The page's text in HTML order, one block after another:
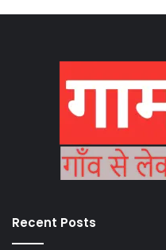
Recent Posts